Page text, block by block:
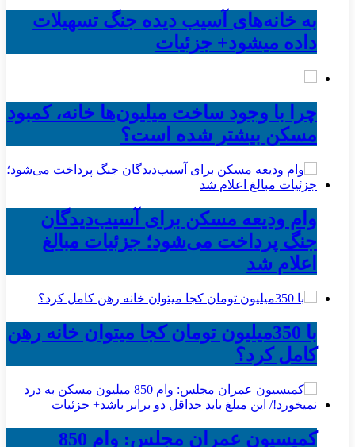
به خانه‌های آسیب دیده جنگ تسهیلات
داده میشود+ جزئیات
چرا با وجود ساخت میلیون‌ها خانه، کمبود
مسکن بیشتر شده است؟
وام ودیعه مسکن برای آسیب‌دیدگان
جنگ پرداخت می‌شود؛ جزئیات مبالغ
اعلام شد
با 350میلیون تومان کجا میتوان خانه رهن
کامل کرد؟
کمیسیون عمران مجلس: وام 850